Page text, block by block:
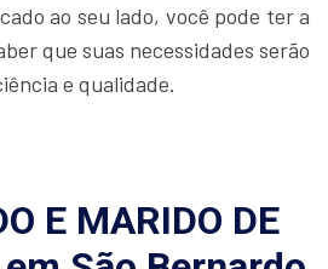
ao seu lado, você pode ter a
que suas necessidades serão
e qualidade.
E MARIDO DE